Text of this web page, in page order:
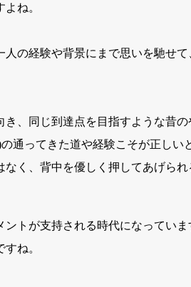
ね。
の経験や背景にまで思いを馳せ
、同じ到達点を目指すような昔の
通ってきた道や経験こそが正しい
なく、背中を優しく押してあげら
トが支持される時代になってい
ね。